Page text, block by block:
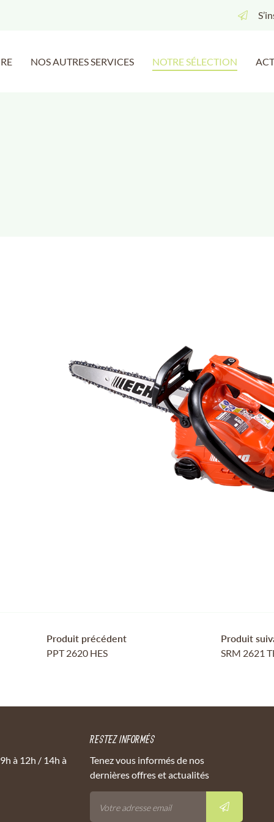
NOS AUTRES SERVICES NOTRE SÉLECTION
Produit précédent
PPT 2620 HES
Produit
SRM 2621
à 12h / 14h à
RESTEZ INFORMÉS
Tenez vous informés de nos
dernières offres et actualités